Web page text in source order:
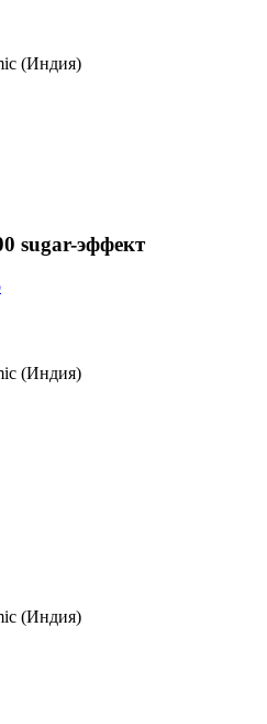
(Индия)
sugar-эффект
(Индия)
(Индия)